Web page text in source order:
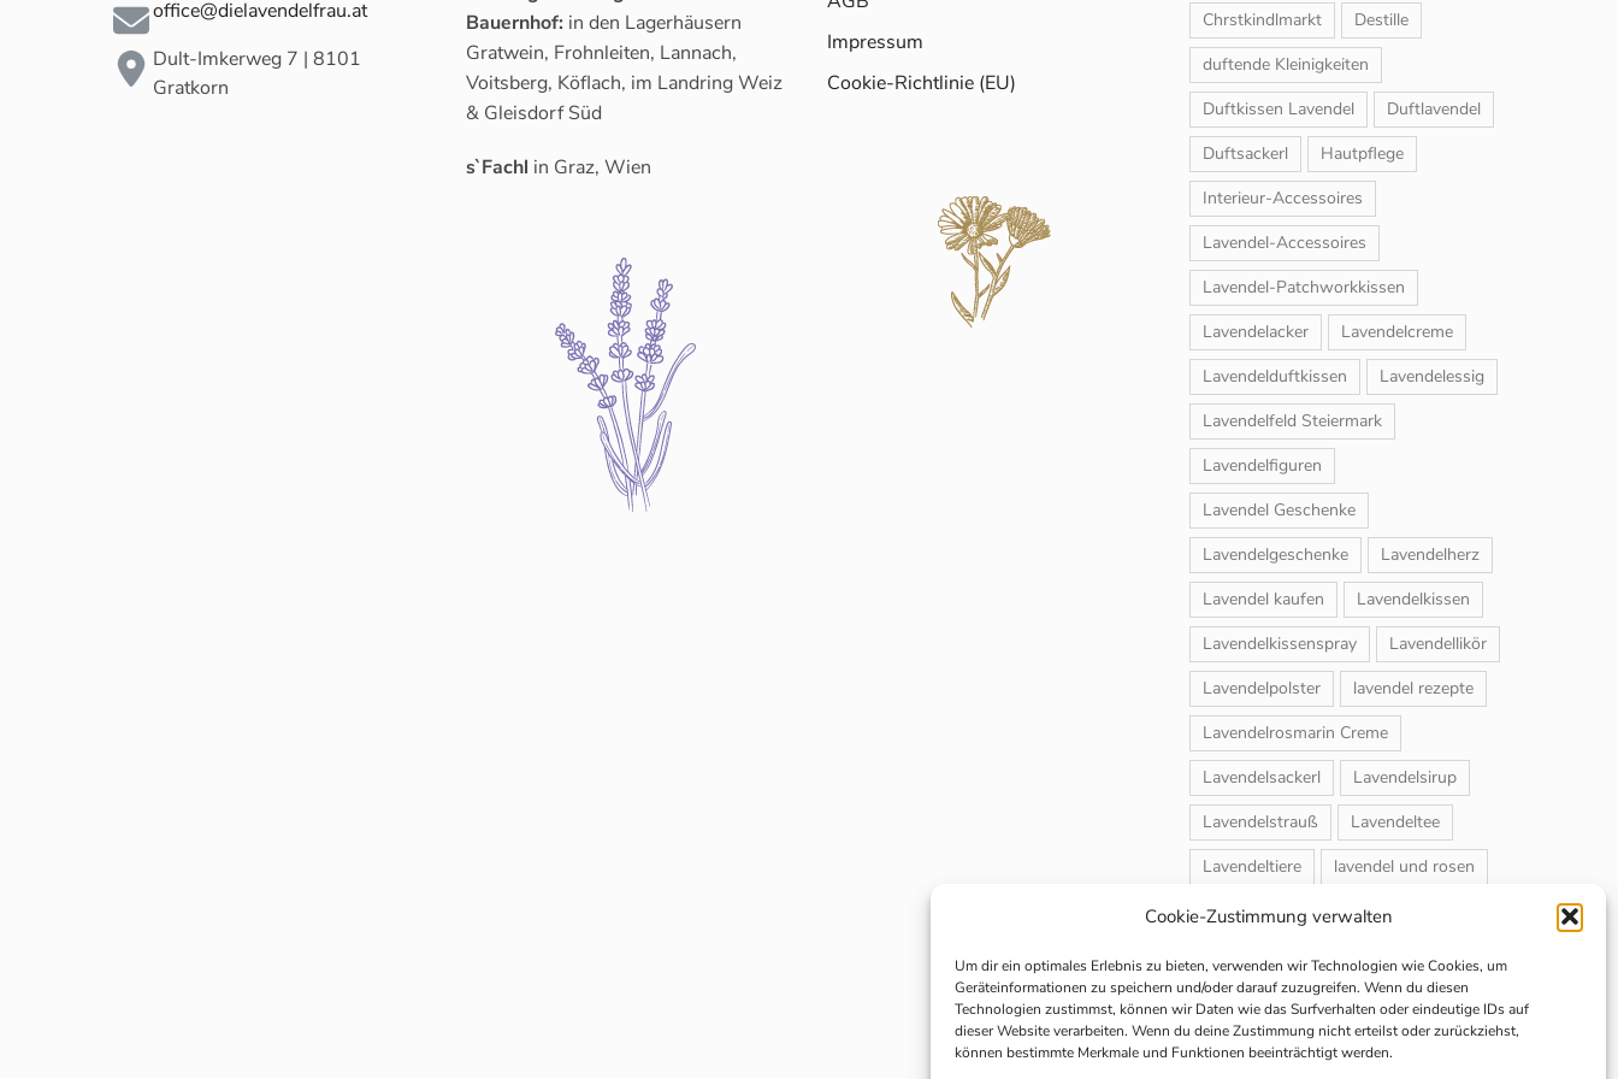
Cookie-Zustimmung verwalten
Um dir ein optimales Erlebnis zu bieten, verwenden wir Technologien wie Cookies, um
Geräteinformationen zu speichern und/oder darauf zuzugreifen. Wenn du diesen
Technologien zustimmst, können wir Daten wie das Surfverhalten oder eindeutige IDs auf
dieser Website verarbeiten. Wenn du deine Zustimmung nicht erteilst oder zurückziehst,
können bestimmte Merkmale und Funktionen beeinträchtigt werden.
office@dielavendelfrau.at
Dult-Imkerweg 7 | 8101
Gratkorn
Bauernhof: in den Lagerhäusern
Gratwein, Frohnleiten, Lannach,
Voitsberg, Köflach, im Landring Weiz
& Gleisdorf Süd
s`Fachl in Graz, Wien
Impressum
Cookie-Richtlinie (EU)
Chrstkindlmarkt
Destille
duftende Kleinigkeiten
Duftkissen Lavendel
Duftlavendel
Duftsackerl
Hautpflege
Interieur-Accessoires
Lavendel-Accessoires
Lavendel-Patchworkkissen
Lavendelacker
Lavendelcreme
Lavendelduftkissen
Lavendelessig
Lavendelfeld Steiermark
Lavendelfiguren
Lavendel Geschenke
Lavendelgeschenke
Lavendelherz
Lavendel kaufen
Lavendelkissen
Lavendelkissenspray
Lavendellikör
Lavendelpolster
lavendel rezepte
Lavendelrosmarin Creme
Lavendelsackerl
Lavendelsirup
Lavendelstrauß
Lavendeltee
Lavendeltiere
lavendel und rosen
Magnet-Duftsackerl
Naturheilmittel
Naturkosmetik
Schuhbedufter
Speiselavendel
Strauchschnitt
Weihnachtsmarkt